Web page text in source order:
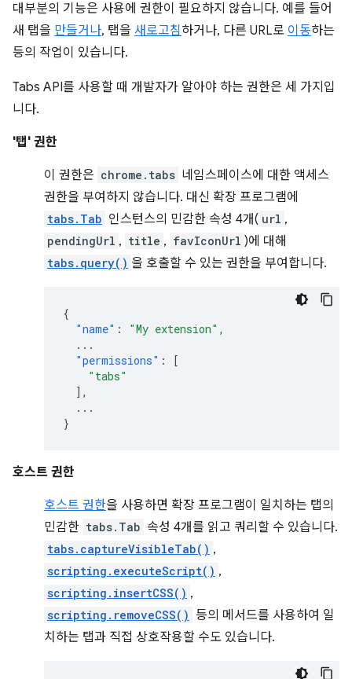
대부분의 기능은 사용에 권한이 필요하지 않습니다. 예를 들어
새 탭을 만들거나, 탭을 새로고침하거나, 다른 URL로 이동하는
등의 작업이 있습니다.
Tabs API를 사용할 때 개발자가 알아야 하는 권한은 세 가지입
니다.
'탭' 권한
이 권한은 chrome.tabs 네임스페이스에 대한 액세스
권한을 부여하지 않습니다. 대신 확장 프로그램에
tabs.Tab 인스턴스의 민감한 속성 4개( url ,
pendingUrl , title , favIconUrl )에 대해
tabs.query() 을 호출할 수 있는 권한을 부여합니다.
{
"name" : "My extension" ,
...
"permissions" :
[
"tabs"
],
...
}
호스트 권한
호스트 권한을 사용하면 확장 프로그램이 일치하는 탭의
민감한 tabs.Tab 속성 4개를 읽고 쿼리할 수 있습니다.
tabs.captureVisibleTab() ,
scripting.executeScript() ,
scripting.insertCSS() ,
scripting.removeCSS() 등의 메서드를 사용하여 일
치하는 탭과 직접 상호작용할 수도 있습니다.